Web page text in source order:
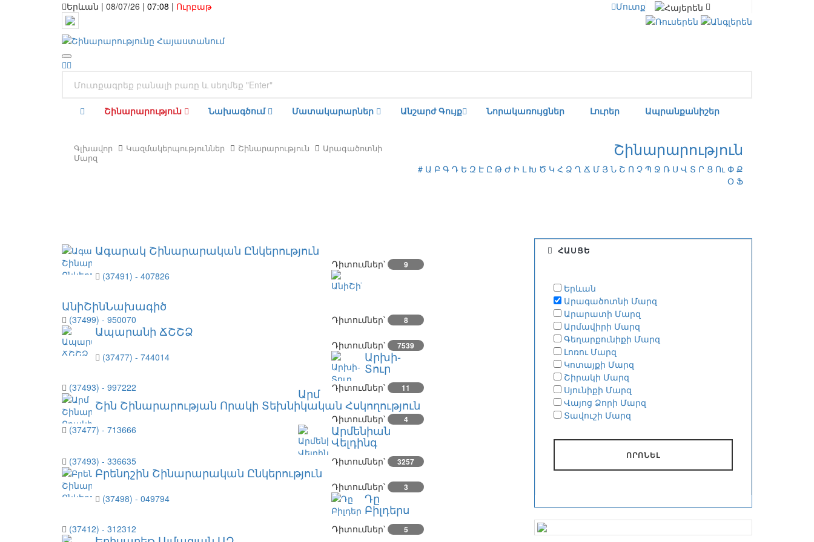
Մուտք
Երևան | 08/07/26 | 07:08 | Ուրբաթ
Շինարարություն Նախագծում Մատակարարներ Անշարժ Գույք Նորակառույցներ Լուրեր Ապրանքանիշեր
Գլխավոր Կազմակերպություններ Շինարարություն
Արագածոտնի
Մարզ
Շինարարություն
# Ա Բ Գ Դ Ե Զ Է Ը Թ Ժ Ի Լ Խ Ծ Կ Հ Ձ Ղ Ճ Մ Յ Ն Շ Ո Չ Պ Ջ Ռ Ս Վ Տ Ր Ց Ու Փ Ք
Օ Ֆ
Ագարակ Շինարարական Ընկերություն
Դիտումներ՝ 9
(37491) - 407826
ԱնիՇինՆախագիծ
Դիտումներ՝ 8
(37499) - 950070
Ապարանի ՃՇՇՁ
Դիտումներ՝ 7539
(37477) - 744014 Արխի-
Տուր
Դիտումներ՝ 11
(37493) - 997222 Արմ
Շին Շինարարության Որակի Տեխնիկական Հսկողություն
Դիտումներ՝ 4
(37477) - 713666 Արմենիան
Վելդինգ
Դիտումներ՝ 3257
(37493) - 336635
Բրենդշին Շինարարական Ընկերություն
Դիտումներ՝ 3
(37498) - 049794 Դը
Բիլդերս
Դիտումներ՝ 5
(37412) - 312312
ՀԱՍՑԵ
Երևան
Արագածոտնի Մարզ
Արարատի Մարզ
Արմավիրի Մարզ
Գեղարքունիքի Մարզ
Լոռու Մարզ
Կոտայքի Մարզ
Շիրակի Մարզ
Սյունիքի Մարզ
Վայոց Ձորի Մարզ
Տավուշի Մարզ
ՈՐՈՆԵԼ